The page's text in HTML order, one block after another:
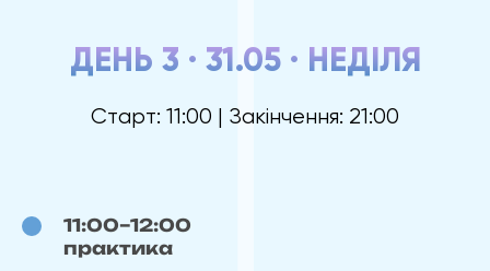
ДЕНЬ 3 · 31.05 · НЕДІЛЯ
Старт: 11:00 | Закінчення: 21:00
11:00–12:00
практика